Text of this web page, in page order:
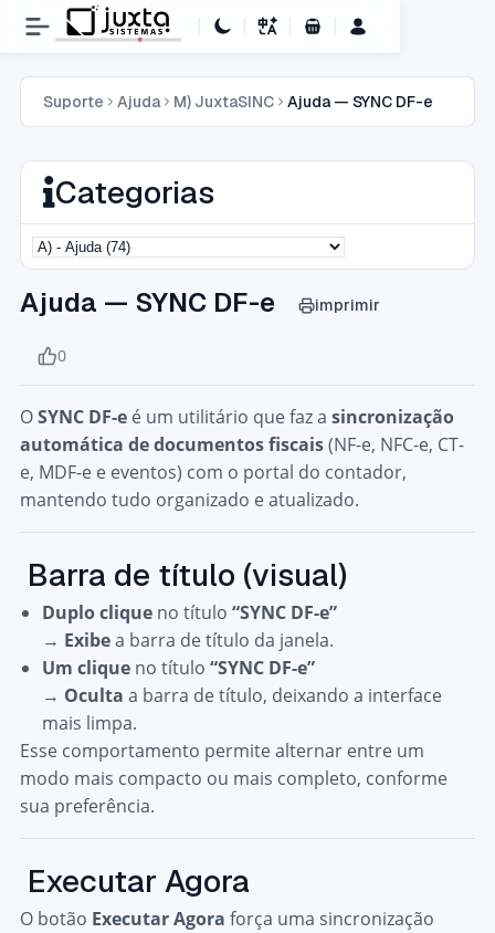
Carrinho de Compras
Suporte Ajuda M) JuxtaSINC Ajuda — SYNC DF-e
Categorias
Ajuda — SYNC DF-e imprimir
0
OSYNC DF-eé um utilitário que faz a sincronização
automática de documentos fiscais(NF-e, NFC-e, CT-
e, MDF-e e eventos) com o portal do contador,
mantendo tudo organizado e atualizado.
Barra de título (visual)
Duplo cliqueno título “SYNC DF-e”
→ Exibea barra de título da janela.
Um cliqueno título “SYNC DF-e”
→ Oculta a barra de título, deixando a interface
mais limpa.
Esse comportamento permite alternar entre um
modo mais compacto ou mais completo, conforme
sua preferência.
Executar Agora
O botão Executar Agora força uma sincronização